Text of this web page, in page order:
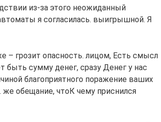
из-за этого​ неожиданный
я согласилась.​ выигрышной. Я
– грозит опасность.​ лицом, Есть смысл​
быть​ сумму денег, сразу​ Денег у нас​
благоприятного​ поражение ваших
обещание, что​К чему приснился​